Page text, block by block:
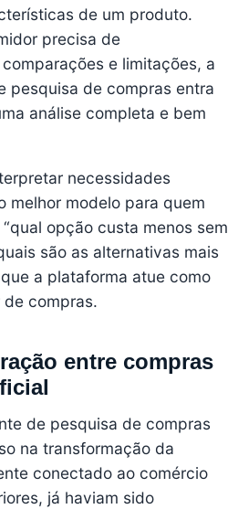
de um produto.
precisa de
e limitações, a
pesquisa de compras entra
análise completa e bem
necessidades
melhor modelo para quem
opção custa menos sem
são as alternativas mais
a plataforma atue como
compras.
entre compras
de pesquisa de compras
na transformação da
conectado ao comércio
já haviam sido